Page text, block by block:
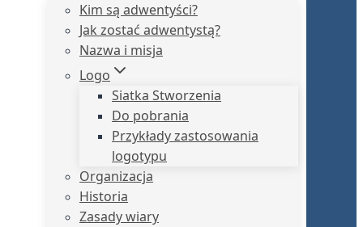
Kim są adwentyści?
Jak zostać adwentystą?
Nazwa i misja
Logo
Siatka Stworzenia
Do pobrania
Przykłady zastosowania
logotypu
Organizacja
Historia
Zasady wiary